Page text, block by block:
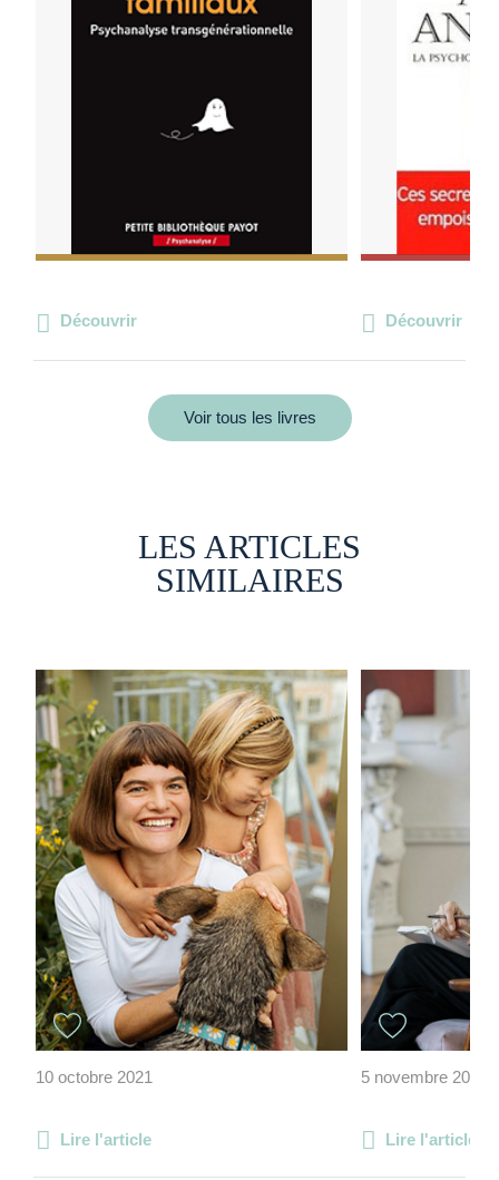
Découvrir Découvrir
Voir tous les livres
LES ARTICLES
SIMILAIRES
10 octobre 2021
Lire l'article
5 novembre 2012
Lire l'article